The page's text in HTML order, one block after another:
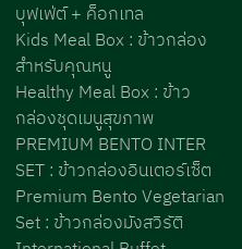
บุฟเฟ่ต์ + ค็อกเทล
Kids Meal Box : ข้าวกล่อง
สำหรับคุณหนู
Healthy Meal Box : ข้าว
กล่องชุดเมนูสุขภาพ
PREMIUM BENTO INTER
SET : ข้าวกล่องอินเตอร์เซ็ต
Premium Bento Vegetarian
Set : ข้าวกล่องมังสวิรัติ